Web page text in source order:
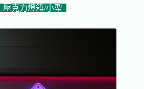
壓克力燈箱/小型